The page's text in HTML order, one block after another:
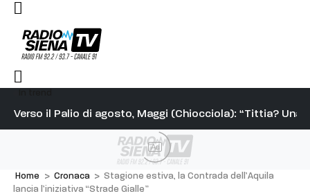
Verso il Palio di agosto, Maggi (Chiocciola): “Tittia?
nel Drago alla carriera di agosto
Ad
Home > Cronaca > Stagione estiva, la Contrada dell’Aquila
lancia l’iniziativa “Strade Gialle”